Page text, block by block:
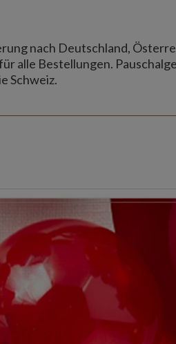
nach Deutschland,
alle Bestellungen.
Schweiz.